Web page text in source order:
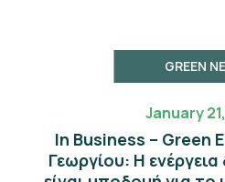
GREEN
January
In Business – Green
Γεωργίου: Η ενέργεια